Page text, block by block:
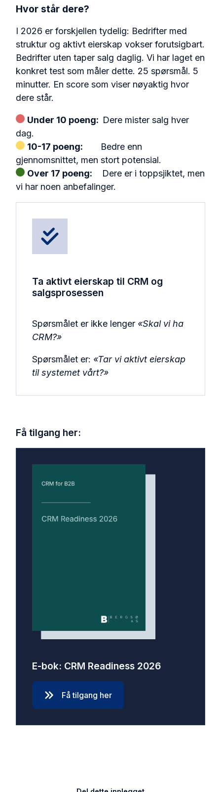
Hvor står dere?
I 2026 er forskjellen tydelig: Bedrifter med
struktur og aktivt eierskap vokser forutsigbart.
Bedrifter uten taper salg daglig. Vi har laget en
konkret test som måler dette. 25 spørsmål. 5
minutter. En score som viser nøyaktig hvor
dere står.
Under 10 poeng: Dere mister salg hver
dag.
10-17 poeng: Bedre enn
gjennomsnittet, men stort potensial.
Over 17 poeng: Dere er i toppsjiktet, men
vi har noen anbefalinger.
Ta aktivt eierskap til CRM og
salgsprosessen
Spørsmålet er ikke lenger «Skal vi ha
CRM?»
Spørsmålet er: «Tar vi aktivt eierskap
til systemet vårt?»
Få tilgang her:
E-bok: CRM Readiness 2026
Få tilgang her